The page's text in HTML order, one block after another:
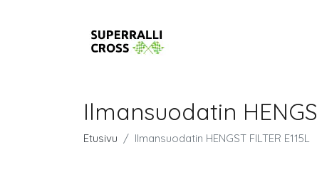
Ilmansuodatin
Etusivu Ilmansuodatin HENGST FILTER E115L